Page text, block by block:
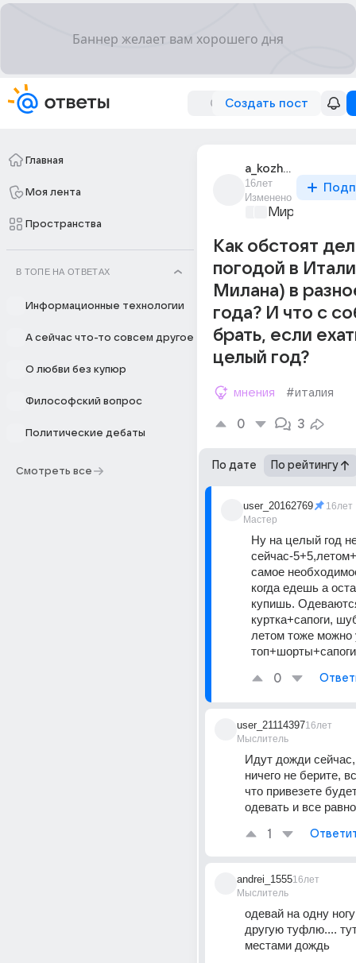
Создать пост
Главная
Моя лента
Пространства
В ТОПЕ НА ОТВЕТАХ
Информационные технологии
А сейчас что-то совсем другое
О любви без купюр
Философский вопрос
Политические дебаты
Смотреть все
a_kozhageldina
16лет
Изменено
Мир и его
Как обстоят
погодой в
Милана) в
года? И что с
брать, если
целый год?
мнения #италия
0 3
По дате По рейтингу
user_20162769
Мастер
16лет
Ну на целый год
сейчас-
самое
когда едешь а
купишь.
куртка+сапоги,
летом тоже можно
топ+шорты+сапоги
0
user_21114397
Мыслитель
16лет
Идут дожди
ничего не берите,
что привезете
одевать и все
1
andrei_1555
Мыслитель
16лет
одевай на одну
другую туфлю....
местами дождь